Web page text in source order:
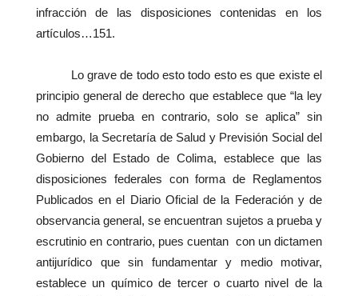
infracción de las disposiciones contenidas en los
artículos…151.
Lo grave de todo esto todo esto es que existe el
principio general de derecho que establece que “la ley
no admite prueba en contrario, solo se aplica” sin
embargo, la Secretaría de Salud y Previsión Social del
Gobierno del Estado de Colima, establece que las
disposiciones federales con forma de Reglamentos
Publicados en el Diario Oficial de la Federación y de
observancia general, se encuentran sujetos a prueba y
escrutinio en contrario, pues cuentan con un dictamen
antijurídico que sin fundamentar y medio motivar,
establece un químico de tercer o cuarto nivel de la